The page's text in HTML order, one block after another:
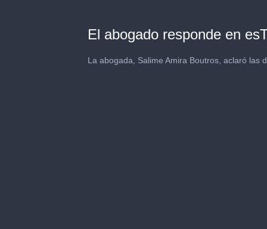
El abogado responde en
La abogada, Salime Amira Boutros, aclaró las